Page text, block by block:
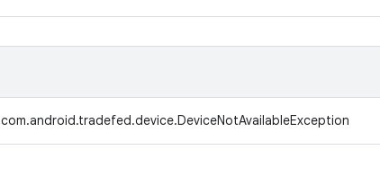
com.android.tradefed.device.DeviceNotAvailableException